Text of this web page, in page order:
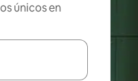
únicos en
navega con las